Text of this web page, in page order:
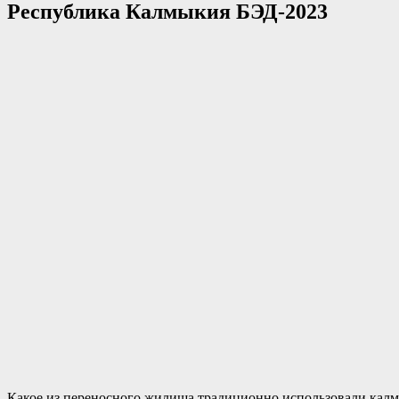
Республика Калмыкия БЭД-2023